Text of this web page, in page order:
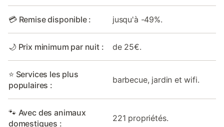
💳 Remise disponible : jusqu'à -49%.
🌙 Prix minimum par nuit : de 25€.
⭐ Services les plus
populaires :
barbecue, jardin et wifi.
🐾 Avec des animaux
domestiques :
221 propriétés.